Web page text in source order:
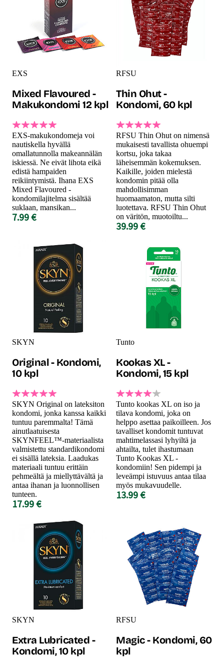
EXS
Mixed Flavoured -
Makukondomi 12 kpl
EXS-makukondomeja voi
nautiskella hyvällä
omallatunnolla makeannälän
iskiessä. Ne eivät lihota eikä
edistä hampaiden
reikiintymistä. Ihana EXS
Mixed Flavoured -
kondomilajitelma sisältää
suklaan, mansikan...
7.99 €
RFSU
Thin Ohut -
Kondomi, 60 kpl
RFSU Thin Ohut on nimensä
mukaisesti tavallista ohuempi
kortsu, joka takaa
läheisemmän kokemuksen.
Kaikille, joiden mielestä
kondomin pitää olla
mahdollisimman
huomaamaton, mutta silti
luotettava. RFSU Thin Ohut
on väritön, muotoiltu...
39.99 €
SKYN
Original - Kondomi,
10 kpl
SKYN Original on lateksiton
kondomi, jonka kanssa kaikki
tuntuu paremmalta! Tämä
ainutlaatuisesta
SKYNFEEL™-materiaalista
valmistettu standardikondomi
ei sisällä lateksia. Laadukas
materiaali tuntuu erittäin
pehmeältä ja miellyttävältä ja
antaa ihanan ja luonnollisen
tunteen.
17.99 €
Tunto
Kookas XL -
Kondomi, 15 kpl
Tunto kookas XL on iso ja
tilava kondomi, joka on
helppo asettaa paikoilleen. Jos
tavalliset kondomit tuntuvat
mahtimelassasi lyhyiltä ja
ahtailta, tulet ihastumaan
Tunto Kookas XL -
kondomiin! Sen pidempi ja
leveämpi istuvuus antaa tilaa
myös mukavuudelle.
13.99 €
SKYN
Extra Lubricated -
Kondomi, 10 kpl
RFSU
Magic - Kondomi, 60
kpl